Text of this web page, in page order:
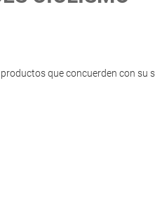
que concuerden con su